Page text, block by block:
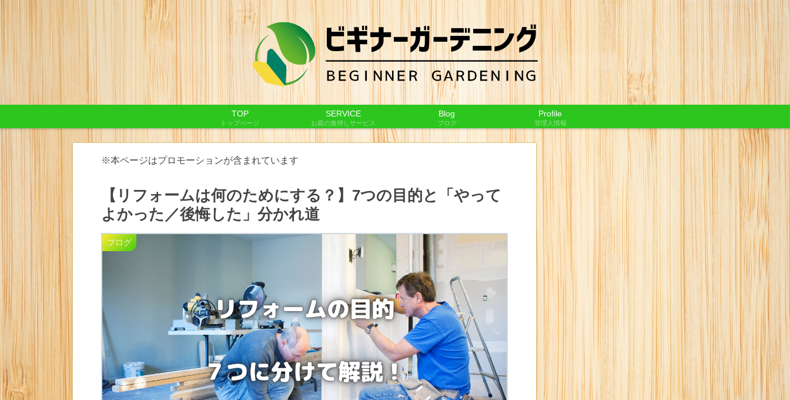
TOP
トップページ
SERVICE
お庭の激押しサービス
Blog
ブログ
Profile
管理人情報
※本ページはプロモーションが含まれています
【リフォームは何のためにする？】7つの目的と「やって
よかった／後悔した」分かれ道
ブログ